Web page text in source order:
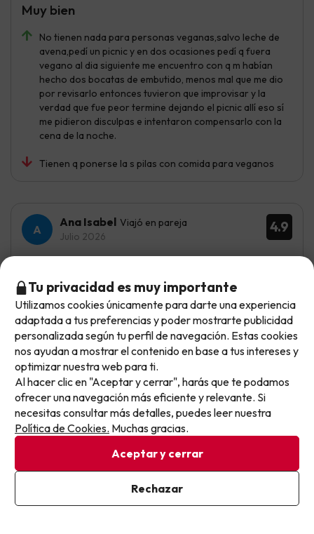
No tienen nada para personas veganas,salvo leche de
avena,pedí un picnic y en dos ocasiones pedí q fuera
vegano al dia siguiente me encuentro con q m habían
hecho dos bocatas de embutido, menos mal que me dio
por revisarlo entonces tuvieron que improvisar y la
verdad que fue peor termine dejando el picnic allí eso sí
me pidieron disculpas e intentaron compensarlo con la
cena de la noche.
Tienen q ponerse la s pilas con comida para veganos
Muy bien
4.9
Ana Isabel Viajó en pareja
Julio 2026
La piscina impecable y la ubicación inmejorable a 5
minutos andando a la playa
Los colchones viejisimos, la comida escasa variedad y
pésima calidad. El precio no se corresponde a la
categoría del hotel que debiera ser de 2 estrellas
Carlos Viajó en familia
Julio 2026
Excelente
No llegas tarde: llegas al siguiente.
Este chollo ya ha caducado, pero cada día lanzamos
nuevas oportunidades para viajar mejor y pagar
menos.
Apúntate y que el próximo no se te escape.
Pon tu mejor e-mail
Ya estoy suscrito
Al suscribirte, confirmas haber leído y estar de acuerdo con la
Tu privacidad es muy importante
Utilizamos cookies únicamente para darte una experiencia
adaptada a tus preferencias y poder mostrarte publicidad
personalizada según tu perfil de navegación. Estas cookies
nos ayudan a mostrar el contenido en base a tus intereses y
optimizar nuestra web para ti.
Al hacer clic en "Aceptar y cerrar", harás que te podamos
ofrecer una navegación más eficiente y relevante. Si
necesitas consultar más detalles, puedes leer nuestra
Política de Cookies. Muchas gracias.
Aceptar y cerrar
Rechazar